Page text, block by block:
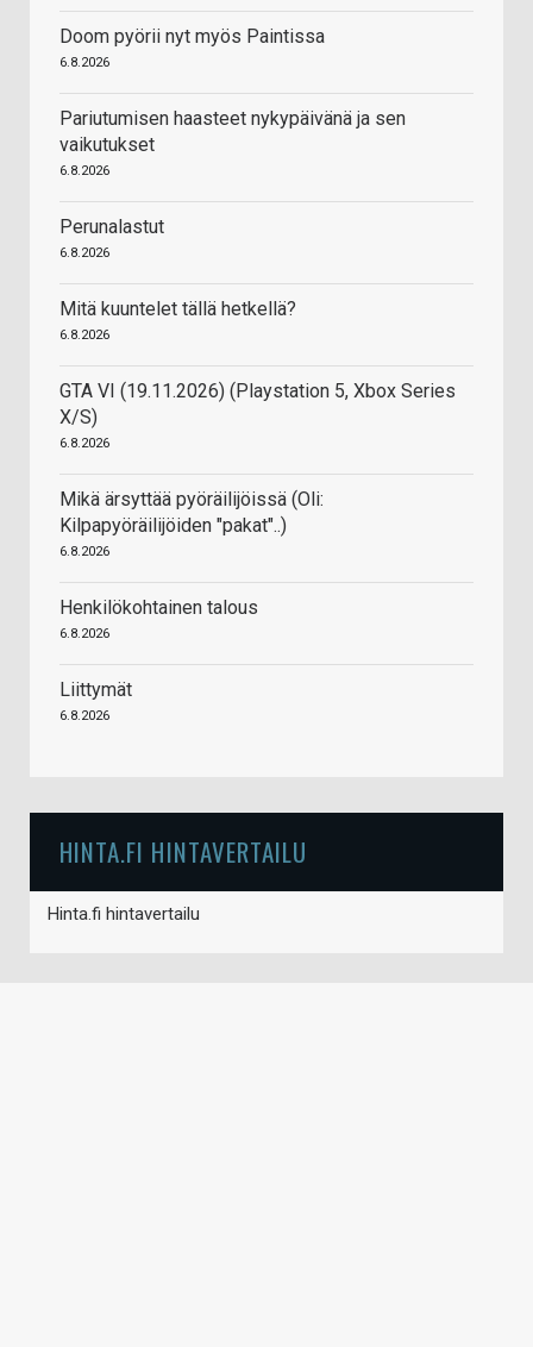
Doom pyörii nyt myös Paintissa
6.8.2026
Pariutumisen haasteet nykypäivänä ja sen
vaikutukset
6.8.2026
Perunalastut
6.8.2026
Mitä kuuntelet tällä hetkellä?
6.8.2026
GTA VI (19.11.2026) (Playstation 5, Xbox Series
X/S)
6.8.2026
Mikä ärsyttää pyöräilijöissä (Oli:
Kilpapyöräilijöiden "pakat"..)
6.8.2026
Henkilökohtainen talous
6.8.2026
Liittymät
6.8.2026
HINTA.FI HINTAVERTAILU
Hinta.fi hintavertailu